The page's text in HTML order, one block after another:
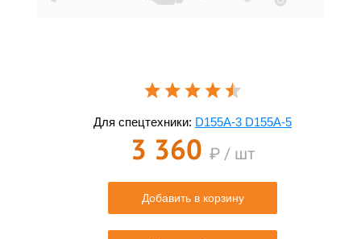
Для спецтехники: D155A-3 D155A-5
3 360 ₽ / шт
Добавить в корзину